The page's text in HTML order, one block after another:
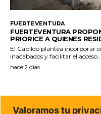
FUERTEVENTURA
FUERTEVENTURA
PRIORICE A QUIENES
El Cabildo plantea incorporar
inacabados y facilitar el acceso...
hace 2 días